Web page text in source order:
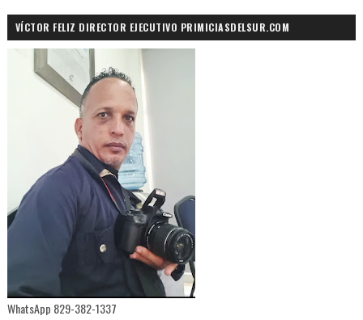
VÍCTOR FELIZ DIRECTOR EJECUTIVO PRIMICIASDELSUR.COM
WhatsApp 829-382-1337